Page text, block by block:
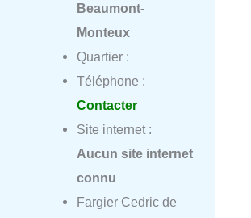
Beaumont-
Monteux
Quartier :
Téléphone :
Contacter
Site internet :
Aucun site internet
connu
Fargier Cedric de